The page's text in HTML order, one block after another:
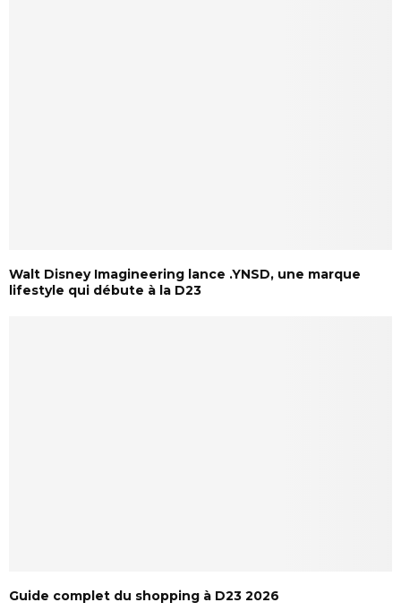
Walt Disney Imagineering lance .YNSD, une marque
lifestyle qui débute à la D23
Guide complet du shopping à D23 2026